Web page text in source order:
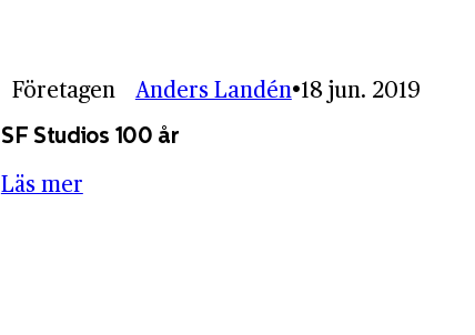
Företagen Anders Landén 18 jun. 2019
SF Studios 100 år
Läs mer